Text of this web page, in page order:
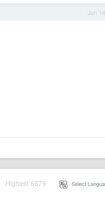
Jun 14
Highest 6679 Select